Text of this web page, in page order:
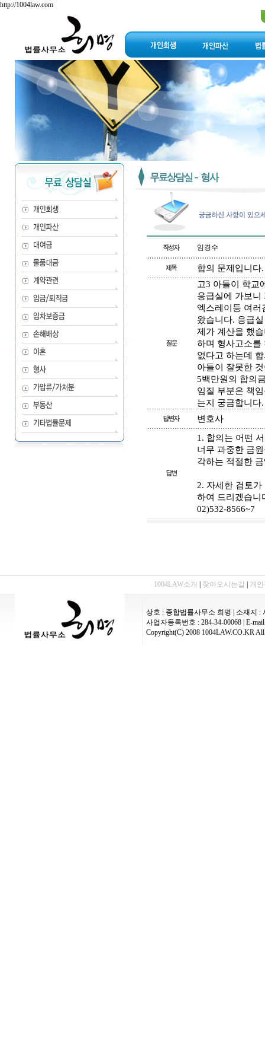
http://1004law.com
임경수
합의 문제입니다.
고3 아들이 학교
응급실에 가보니
엑스레이등 여러
왔습니다. 응급
제가 계산을 했
하며 형사고소를
없다고 하는데
아들이 잘못한
5백만원의 합의
임질 부분은 책
는지 궁금합니다.
변호사
1. 합의는 어떤
너무 과중한 금
각하는 적절한
2. 자세한 검토
하여 드리겠습니
02)532-8566~7
1004LAW소개 찾아오시는길 개
상호 : 종합법률사무소 희명 | 소재지 :
사업자등록번호 : 284-34-00068 | E-
Copyright(C) 2008 1004LAW.CO.KR All